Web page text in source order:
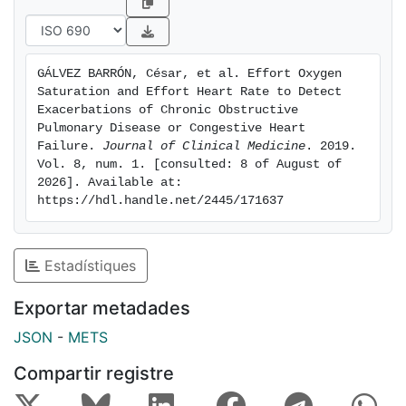
0.85 (95%, CI: 0.69-0.93), Sp: 0.75 (95%, CI: 0.57-
0.87) and AUC 0.84 (95%, CI: 0.74-0.94)).
Conclusions: effort situations improve the validity of
physiological parameters for detection of HF and
COPD exacerbation episodes.
GÁLVEZ BARRÓN, César, et al. Effort Oxygen
Saturation and Effort Heart Rate to Detect
Exacerbations of Chronic Obstructive
Pulmonary Disease or Congestive Heart
Failure. Journal of Clinical Medicine . 2019.
Vol. 8, num. 1. [consulted: 8 of August of
2026]. Available at:
https://hdl.handle.net/2445/171637
Estadístiques
Exportar metadades
JSON - METS
Compartir registre